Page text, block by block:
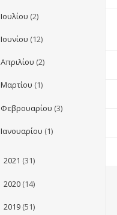
Ιουλίου (2)
Ιουνίου (12)
Απριλίου (2)
Μαρτίου (1)
Φεβρουαρίου (3)
Ιανουαρίου (1)
2021 (31)
2020 (14)
2019 (51)